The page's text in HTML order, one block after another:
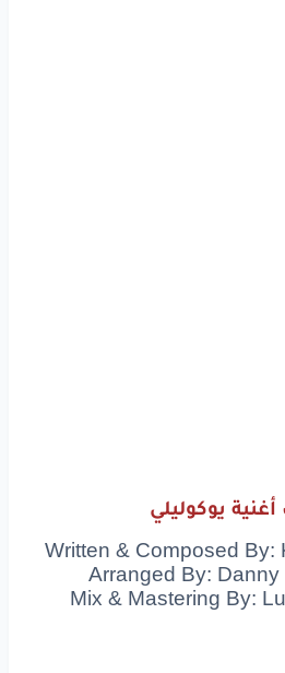
يوكوليلي
Written & Composed By:
Arranged By:
Mix & Mastering By: